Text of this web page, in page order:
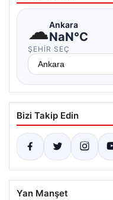
☁Ankara
NaN°C
ŞEHIR SEÇ
Bizi Takip Edin
Yan Manşet